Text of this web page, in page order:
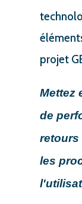
projet
Mettez
de
retours
les